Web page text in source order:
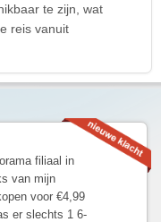
te zijn, wat
reis vanuit
filiaal in
van mijn
voor €4,99
er slechts 1 6-